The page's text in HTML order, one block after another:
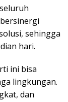
sehingga
hari.
ini bisa
lingkungan.
dan